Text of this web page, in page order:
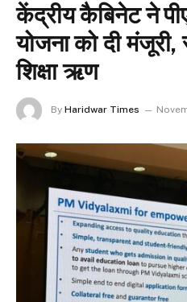
केंद्रीय कैबिनेट ने
योजना को दी मंजूरी,
शिक्षा ऋण
By Haridwar Times